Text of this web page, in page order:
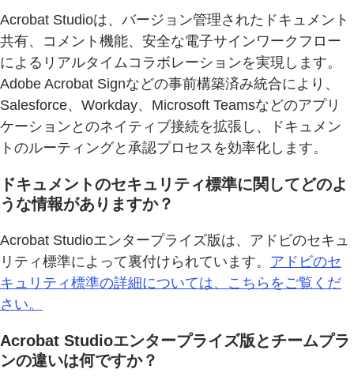
Acrobat Studioは、バージョン管理されたドキュメント
共有、コメント機能、安全な電子サインワークフロー
によるリアルタイムコラボレーションを実現します。
Adobe Acrobat Signなどの事前構築済み統合により、
Salesforce、Workday、Microsoft Teamsなどのアプリ
ケーションとのネイティブ接続を拡張し、ドキュメン
トのルーティングと承認プロセスを効率化します。
ドキュメントのセキュリティ標準に関してどのよ
うな情報がありますか？
Acrobat Studioエンタープライズ版は、アドビのセキュ
リティ標準によって裏付けられています。 アドビのセ
キュリティ標準の詳細については、こちらをご覧くだ
さい。
Acrobat Studioエンタープライズ版とチームプラ
ンの違いは何ですか？